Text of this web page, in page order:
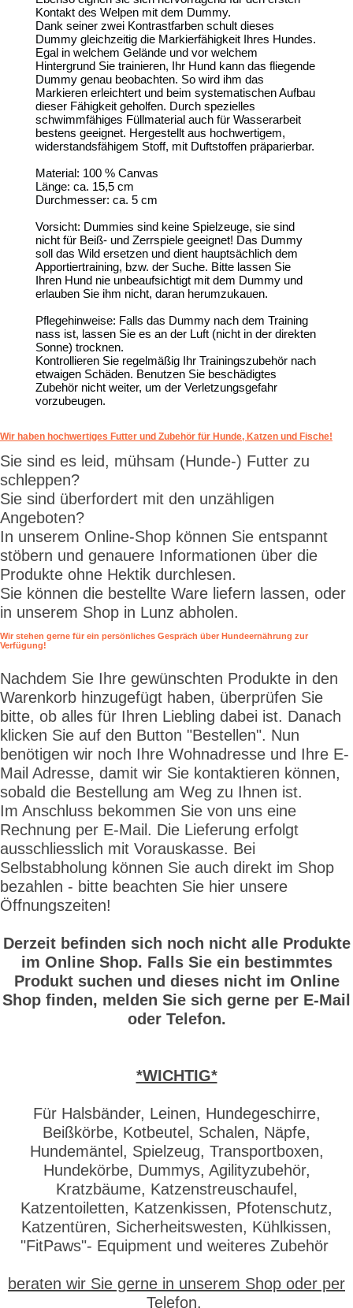
Kontakt des Welpen mit dem Dummy.
Dank seiner zwei Kontrastfarben schult dieses
Dummy gleichzeitig die Markierfähigkeit Ihres Hundes.
Egal in welchem Gelände und vor welchem
Hintergrund Sie trainieren, Ihr Hund kann das fliegende
Dummy genau beobachten. So wird ihm das
Markieren erleichtert und beim systematischen Aufbau
dieser Fähigkeit geholfen. Durch spezielles
schwimmfähiges Füllmaterial auch für Wasserarbeit
bestens geeignet. Hergestellt aus hochwertigem,
widerstandsfähigem Stoff, mit Duftstoffen präparierbar.
Material: 100 % Canvas
Länge: ca. 15,5 cm
Durchmesser: ca. 5 cm
Vorsicht: Dummies sind keine Spielzeuge, sie sind
nicht für Beiß- und Zerrspiele geeignet! Das Dummy
soll das Wild ersetzen und dient hauptsächlich dem
Apportiertraining, bzw. der Suche. Bitte lassen Sie
Ihren Hund nie unbeaufsichtigt mit dem Dummy und
erlauben Sie ihm nicht, daran herumzukauen.
Pflegehinweise: Falls das Dummy nach dem Training
nass ist, lassen Sie es an der Luft (nicht in der direkten
Sonne) trocknen.
Kontrollieren Sie regelmäßig Ihr Trainingszubehör nach
etwaigen Schäden. Benutzen Sie beschädigtes
Zubehör nicht weiter, um der Verletzungsgefahr
vorzubeugen.
Wir haben hochwertiges Futter und Zubehör für Hunde, Katzen und Fische!
Sie sind es leid, mühsam (Hunde-) Futter zu
schleppen?
Sie sind überfordert mit den unzähligen
Angeboten?
In unserem Online-Shop können Sie entspannt
stöbern und genauere Informationen über die
Produkte ohne Hektik durchlesen.
Sie können die bestellte Ware liefern lassen, oder
in unserem Shop in Lunz abholen.
Wir stehen gerne für ein persönliches Gespräch über Hundeernährung zur
Verfügung!
Nachdem Sie Ihre gewünschten Produkte in den
Warenkorb hinzugefügt haben, überprüfen Sie
bitte, ob alles für Ihren Liebling dabei ist. Danach
klicken Sie auf den Button "Bestellen". Nun
benötigen wir noch Ihre Wohnadresse und Ihre E-
Mail Adresse, damit wir Sie kontaktieren können,
sobald die Bestellung am Weg zu Ihnen ist.
Im Anschluss bekommen Sie von uns eine
Rechnung per E-Mail. Die Lieferung erfolgt
ausschliesslich mit Vorauskasse. Bei
Selbstabholung können Sie auch direkt im Shop
bezahlen - bitte beachten Sie hier unsere
Öffnungszeiten!
Derzeit befinden sich noch nicht alle Produkte
im Online Shop. Falls Sie ein bestimmtes
Produkt suchen und dieses nicht im Online
Shop finden, melden Sie sich gerne per E-Mail
oder Telefon.
*WICHTIG*
Für Halsbänder, Leinen, Hundegeschirre,
Beißkörbe, Kotbeutel, Schalen, Näpfe,
Hundemäntel, Spielzeug, Transportboxen,
Hundekörbe, Dummys, Agilityzubehör,
Kratzbäume, Katzenstreuschaufel,
Katzentoiletten, Katzenkissen, Pfotenschutz,
Katzentüren, Sicherheitswesten, Kühlkissen,
"FitPaws"- Equipment und weiteres Zubehör
beraten wir Sie gerne in unserem Shop oder per
Telefon.